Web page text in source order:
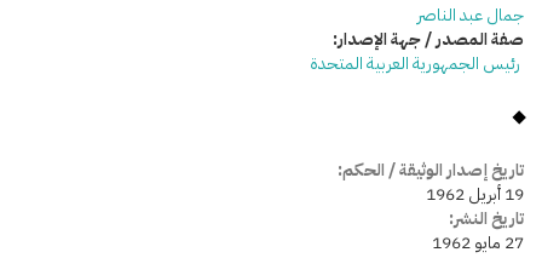
جمال عبد الناصر
صفة المصدر / جهة الإصدار:
رئيس الجمهورية العربية المتحدة
تاريخ إصدار الوثيقة / الحكم:
19 أبريل 1962
تاريخ النشر:
27 مايو 1962